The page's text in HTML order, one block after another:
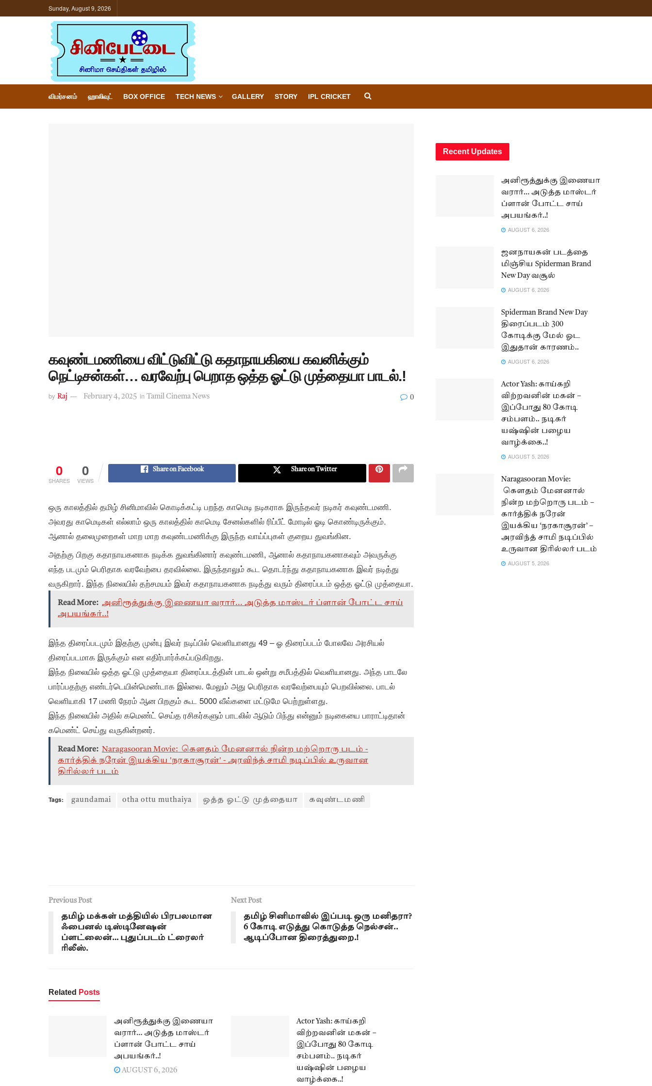
Sunday, August 9, 2026
விமர்சனம் ஹாலிவுட் BOX OFFICE TECH NEWS GALLERY STORY IPL CRICKET
கவுண்டமணியை விட்டுவிட்டு கதாநாயகியை கவனிக்கும்
நெட்டிசன்கள்… வரவேற்பு பெறாத ஒத்த ஓட்டு முத்தையா பாடல்.!
by Raj February 4, 2025 in Tamil Cinema News 0
0
SHARES
0
VIEWS
Share on Facebook Share on Twitter
ஒரு காலத்தில் தமிழ் சினிமாவில் கொடிக்கட்டி பறந்த காமெடி நடிகராக இருந்தவர் நடிகர் கவுண்டமணி.
அவரது காமெடிகள் எல்லாம் ஒரு காலத்தில் காமெடி சேனல்களில் ரிப்பீட் மோடில் ஓடி கொண்டிருக்கும்.
ஆனால் தலைமுறைகள் மாற மாற கவுண்டமணிக்கு இருந்த வாய்ப்புகள் குறைய துவங்கின.
அதற்கு பிறகு கதாநாயகனாக நடிக்க துவங்கினார் கவுண்டமணி, ஆனால் கதாநாயகனாகவும் அவருக்கு
எந்த படமும் பெரிதாக வரவேற்பை தரவில்லை. இருந்தாலும் கூட தொடர்ந்து கதாநாயகனாக இவர் நடித்து
வருகிறார். இந்த நிலையில் தற்சமயம் இவர் கதாநாயகனாக நடித்து வரும் திரைப்படம் ஒத்த ஓட்டு முத்தையா.
Read More: அனிரூத்துக்கு இணையா வரார்... அடுத்த மாஸ்டர் ப்ளான் போட்ட சாய்
அபயங்கர்..!
இந்த திரைப்படமும் இதற்கு முன்பு இவர் நடிப்பில் வெளியானது 49 – ஓ திரைப்படம் போலவே அரசியல்
திரைப்படமாக இருக்கும் என எதிர்பார்க்கப்படுகிறது.
இந்த நிலையில் ஒத்த ஓட்டு முத்தையா திரைப்படத்தின் பாடல் ஒன்று சமீபத்தில் வெளியானது. அந்த பாடலே
பார்ப்பதற்கு எண்டர்டெயின்மெண்டாக இல்லை. மேலும் அது பெரிதாக வரவேற்பையும் பெறவில்லை. பாடல்
வெளியாகி 17 மணி நேரம் ஆன பிறகும் கூட 5000 வீவ்களை மட்டுமே பெற்றுள்ளது.
இந்த நிலையில் அதில் கமெண்ட் செய்த ரசிகர்களும் பாடலில் ஆடும் பிந்து என்னும் நடிகையை பாராட்டிதான்
கமெண்ட் செய்து வருகின்றனர்.
Read More: Naragasooran Movie: கௌதம் மேனனால் நின்ற மற்றொரு படம் -
கார்த்திக் நரேன் இயக்கிய 'நரகாசூரன்' - அரவிந்த் சாமி நடிப்பில் உருவான
திரில்லர் படம்
Tags: gaundamai otha ottu muthaiya ஒத்த ஓட்டு முத்தையா கவுண்டமணி
Previous Post
தமிழ் மக்கள் மத்தியில் பிரபலமான
ஃபைனல் டிஸ்டினேஷன்
ப்ளட்லைன்… புதுப்படம் ட்ரைலர்
ரிலீஸ்.
Next Post
தமிழ் சினிமாவில் இப்படி ஒரு மனிதரா?
6 கோடி எடுத்து கொடுத்த நெல்சன்..
ஆடிப்போன திரைத்துறை.!
Related Posts
அனிரூத்துக்கு இணையா
வரார்… அடுத்த மாஸ்டர்
ப்ளான் போட்ட சாய்
அபயங்கர்..!
AUGUST 6, 2026
Actor Yash: காய்கறி
விற்றவனின் மகன் –
இப்போது 80 கோடி
சம்பளம்.. நடிகர்
யஷ்ஷின் பழைய
வாழ்க்கை..!
Recent Updates
அனிரூத்துக்கு இணையா
வரார்… அடுத்த மாஸ்டர்
ப்ளான் போட்ட சாய்
அபயங்கர்..!
AUGUST 6, 2026
ஜனநாயகன் படத்தை
மிஞ்சிய Spiderman Brand
New Day வசூல்
AUGUST 6, 2026
Spiderman Brand New Day
திரைப்படம் 300
கோடிக்கு மேல் ஓட
இதுதான் காரணம்..
AUGUST 6, 2026
Actor Yash: காய்கறி
விற்றவனின் மகன் –
இப்போது 80 கோடி
சம்பளம்.. நடிகர்
யஷ்ஷின் பழைய
வாழ்க்கை..!
AUGUST 5, 2026
Naragasooran Movie:
கௌதம் மேனனால்
நின்ற மற்றொரு படம் –
கார்த்திக் நரேன்
இயக்கிய ‘நரகாசூரன்’ –
அரவிந்த் சாமி நடிப்பில்
உருவான திரில்லர் படம்
AUGUST 5, 2026